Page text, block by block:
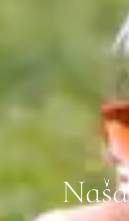
Naša